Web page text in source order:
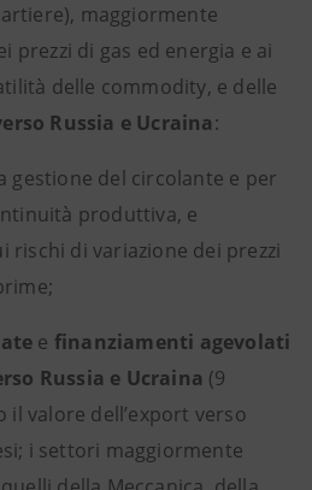
maggiormente
prezzi di gas ed energia e ai
delle commodity, e delle
Russia e Ucraina:
gestione del circolante e per
produttiva, e
rischi di variazione dei prezzi
e finanziamenti agevolati
Russia e Ucraina (9
il valore dell’export verso
i settori maggiormente